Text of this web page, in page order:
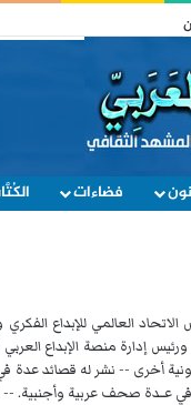
فضاءات
العالمي للإبداع
إدارة منصة الإبداع
أخرى -- نشر له قصائد
عــدة صحف عربية وأجنبية. --